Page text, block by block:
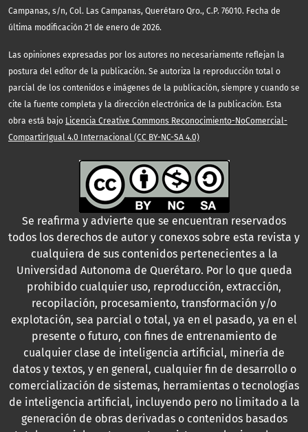
Campanas, s/n, Col. Las Campanas, Querétaro Qro., C.P. 76010. Fecha de
última modificación 21 de enero de 2026.
Las opiniones expresadas por los autores no necesariamente reflejan la
postura del editor de la publicación. Se autoriza la reproducción total o
parcial de los contenidos e imágenes de la publicación, siempre y cuando se
cite la fuente completa y la dirección electrónica de la publicación. Esta
obra está bajo Licencia Creative Commons Reconocimiento-NoComercial-
CompartirIgual 4.0 Internacional (CC BY-NC-SA 4.0)
Se reafirma y advierte que se encuentran reservados
todos los derechos de autor y conexos sobre esta revista y
cualquiera de sus contenidos pertenecientes a la
Universidad Autonoma de Querétaro. Por lo que queda
prohibido cualquier uso, reproducción, extracción,
recopilación, procesamiento, transformación y/o
explotación, sea parcial o total, ya en el pasado, ya en el
presente o futuro, con fines de entrenamiento de
cualquier clase de inteligencia artificial, minería de
datos y textos, y en general, cualquier fin de desarrollo o
comercialización de sistemas, herramientas o tecnologías
de inteligencia artificial, incluyendo pero no limitado a la
generación de obras derivadas o contenidos basados